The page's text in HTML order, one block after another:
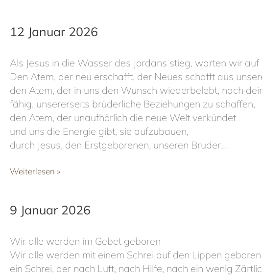
12 Januar 2026
Als Jesus in die Wasser des Jordans stieg, warten wir
Den Atem, der neu erschafft, der Neues schafft aus
den Atem, der in uns den Wunsch wiederbelebt, nach
fähig, unsererseits brüderliche Beziehungen zu schaffen,
den Atem, der unaufhörlich die neue Welt verkündet
und uns die Energie gibt, sie aufzubauen,
durch Jesus, den Erstgeborenen, unseren Bruder…
12
Weiterlesen »
9 Januar 2026
Wir alle werden im Gebet geboren
Wir alle werden mit einem Schrei auf den Lippen geboren
ein Schrei, der nach Luft, nach Hilfe, nach ein wenig